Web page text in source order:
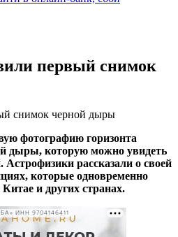
первый снимок
снимок черной дыры
фотографию горизонта
дыры, которую можно увидеть
Астрофизики рассказали о своей
которые одновременно
и других странах.
ИНН 9704146411